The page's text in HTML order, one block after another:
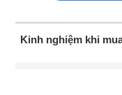
Kinh nghiệm khi